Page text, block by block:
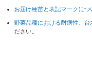
お届け種苗と表記マークにつ
野菜品種における耐病性、
ださい。